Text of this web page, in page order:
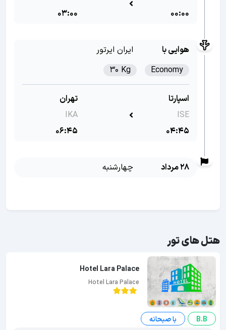
00:00
03:00
هوایی با
ایران ایرتور
Economy
30 Kg
اسپارتا
ISE
04:45
تهران
IKA
06:45
28 مرداد چهارشنبه
هتل های تور
Hotel Lara Palace
Hotel Lara Palace
B.B
با صبحانه